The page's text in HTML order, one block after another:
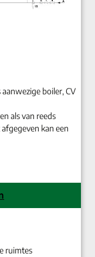
boiler, CV
als van reeds
kan een
ruimtes